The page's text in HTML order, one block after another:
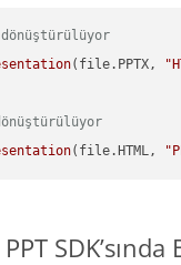
(file.PPTX,
(file.HTML,
PPT